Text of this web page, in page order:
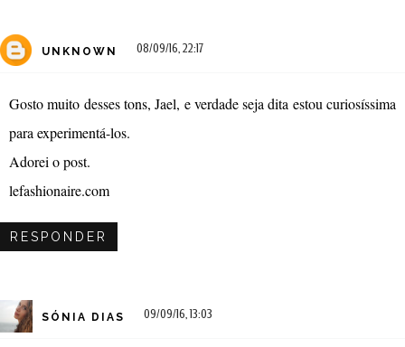
UNKNOWN 08/09/16, 22:17
Gosto muito desses tons, Jael, e verdade seja dita estou curiosíssima
para experimentá-los.
Adorei o post.
lefashionaire.com
RESPONDER
SÓNIA DIAS 09/09/16, 13:03